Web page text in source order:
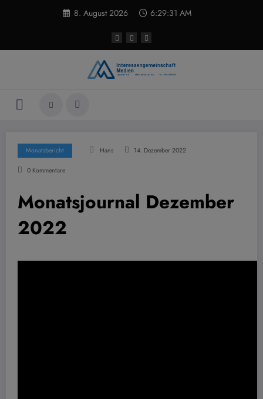
8. August 2026 6:29:31 AM
Monatsbericht Hans 14. Dezember 2022
0 Kommentare
Monatsjournal Dezember
2022